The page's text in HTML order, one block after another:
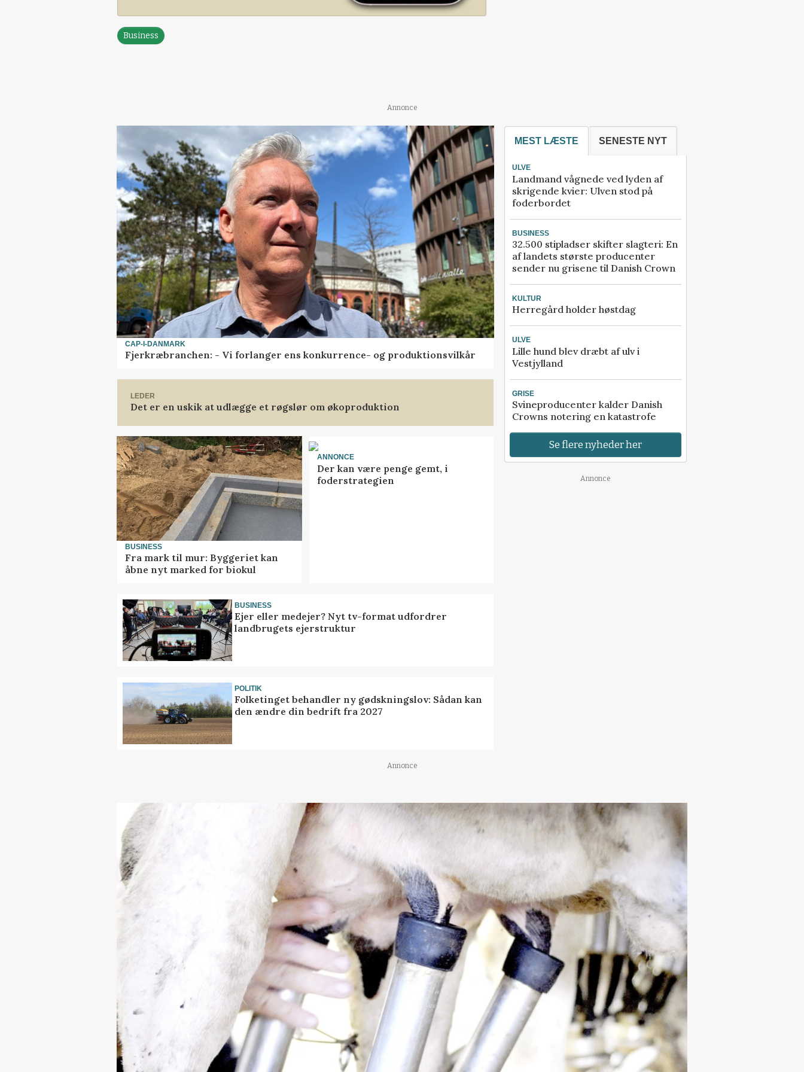
Business
Annonce
CAP-I-DANMARK
Fjerkræbranchen: - Vi forlanger ens konkurrence- og produktionsvilkår
LEDER
Det er en uskik at udlægge et røgslør om økoproduktion
BUSINESS
Fra mark til mur: Byggeriet kan
åbne nyt marked for biokul
ANNONCE
Der kan være penge gemt, i
foderstrategien
BUSINESS
Ejer eller medejer? Nyt tv-format udfordrer
landbrugets ejerstruktur
POLITIK
Folketinget behandler ny gødskningslov: Sådan kan
den ændre din bedrift fra 2027
MEST LÆSTE SENESTE NYT
ULVE
Landmand vågnede ved lyden af
skrigende kvier: Ulven stod på
foderbordet
BUSINESS
32.500 stipladser skifter slagteri: En
af landets største producenter
sender nu grisene til Danish Crown
KULTUR
Herregård holder høstdag
ULVE
Lille hund blev dræbt af ulv i
Vestjylland
GRISE
Svineproducenter kalder Danish
Crowns notering en katastrofe
Se flere nyheder her
Annonce
Annonce